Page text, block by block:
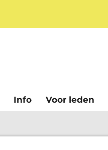
Info Voor leden